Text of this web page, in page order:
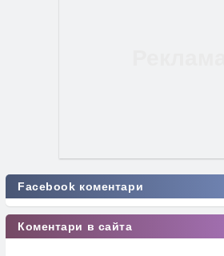
Facebook коментари
Коментари в сайта